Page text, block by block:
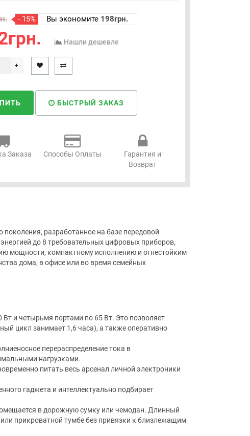
- 15% Вы экономите 198грн.
Нашли дешевле
БЫСТРЫЙ ЗАКАЗ
Заказа Способы Оплаты
Гарантия и
Возврат
разработанное на базе передовой
до 8 требовательных цифровых приборов,
мощности, компактному исполнению и огнестойким
дома, в офисе или во время семейных
и четырьмя портами по 65 Вт. Это позволяет
цикл занимает 1,6 часа), а также оперативно
перераспределение тока в
нагрузками.
питать весь арсенал личной электроники
гаджета и интеллектуально подбирает
в дорожную сумку или чемодан. Длинный
прикроватной тумбе без привязки к близлежащим